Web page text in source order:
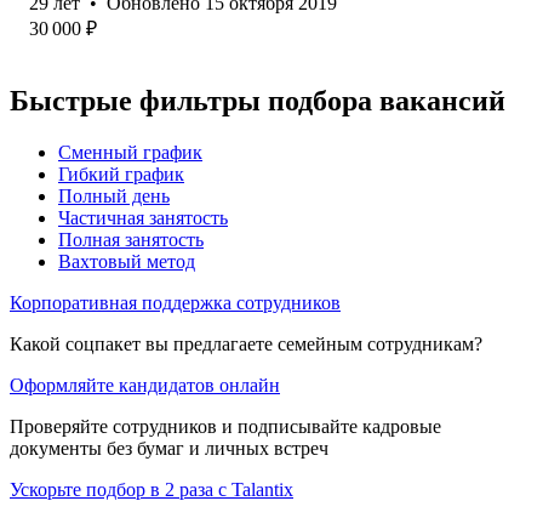
30 000 ₽
Быстрые фильтры подбора вакансий
Сменный график
Гибкий график
Полный день
Частичная занятость
Полная занятость
Вахтовый метод
Корпоративная поддержка сотрудников
Какой соцпакет вы предлагаете семейным сотрудникам?
Оформляйте кандидатов онлайн
Проверяйте сотрудников и подписывайте кадровые
документы без бумаг и личных встреч
Ускорьте подбор в 2 раза с Talantix